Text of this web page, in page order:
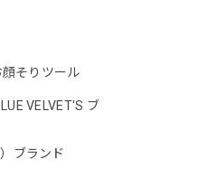
そりツール
VELVET'S ブ
ブランド